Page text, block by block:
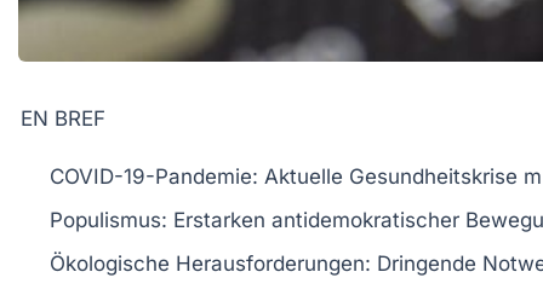
EN BREF
COVID-19-Pandemie: Aktuelle Gesundheitskrise
Populismus: Erstarken antidemokratischer
Ökologische Herausforderungen: Dringende